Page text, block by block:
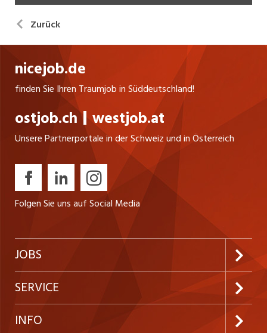
Zurück
nicejob.de
finden Sie Ihren Traumjob in Süddeutschland!
ostjob.ch westjob.at
Unsere Partnerportale in der Schweiz und in Österreich
Folgen Sie uns auf Social Media
JOBS
Jobabo abonnieren
Neue Stellen
SERVICE
Kundenlogin
INFO